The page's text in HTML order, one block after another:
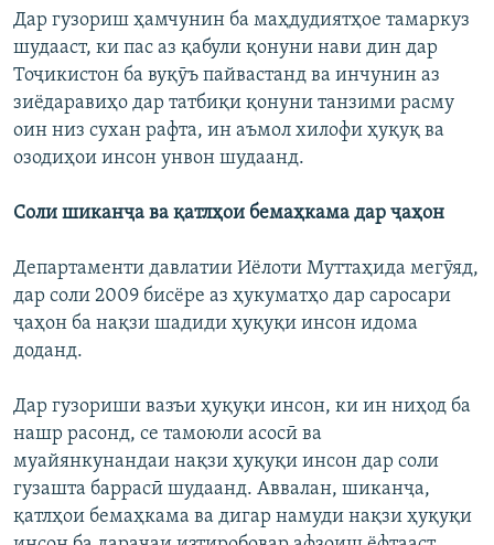
Дар гузориш ҳамчунин ба маҳдудиятҳое тамаркуз
шудааст, ки пас аз қабули қонуни нави дин дар
Тоҷикистон ба вуқӯъ пайвастанд ва инчунин аз
зиёдаравиҳо дар татбиқи қонуни танзими расму
оин низ сухан рафта, ин аъмол хилофи ҳуқуқ ва
озодиҳои инсон унвон шудаанд.
Соли шиканҷа ва қатлҳои бемаҳкама дар ҷаҳон
Департаменти давлатии Иёлоти Муттаҳида мегӯяд,
дар соли 2009 бисёре аз ҳукуматҳо дар саросари
ҷаҳон ба нақзи шадиди ҳуқуқи инсон идома
доданд.
Дар гузориши вазъи ҳуқуқи инсон, ки ин ниҳод ба
нашр расонд, се тамоюли асосӣ ва
муайянкунандаи нақзи ҳуқуқи инсон дар соли
гузашта баррасӣ шудаанд. Аввалан, шиканҷа,
қатлҳои бемаҳкама ва дигар намуди нақзи ҳуқуқи